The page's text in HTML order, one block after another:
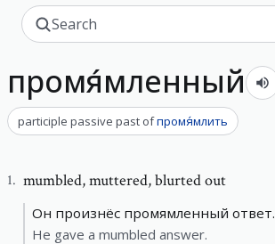
промя́мленный
participle passive past ofпромя́млить
1. mumbled,muttered, blurted out
Он произнёс промямленный ответ.
He gave a mumbled answer.